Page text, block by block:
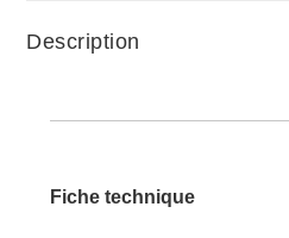
Description
Fiche technique